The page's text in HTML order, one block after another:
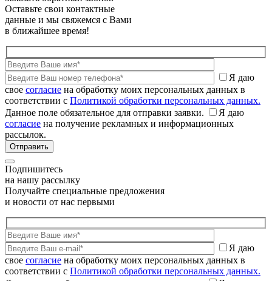
Оставьте свои контактные
данные и мы свяжемся с Вами
в ближайшее время!
Я даю
свое согласие на обработку моих персональных данных в
соответствии с Политикой обработки персональных данных.
Данное поле обязательное для отправки заявки.
Я даю
согласие на получение рекламных и информационных
рассылок.
Подпишитесь
на нашу рассылку
Получайте специальные предложения
и новости от нас первыми
Я даю
свое согласие на обработку моих персональных данных в
соответствии с Политикой обработки персональных данных.